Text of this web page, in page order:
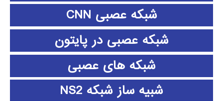
شبکه عصبی CNN
شبکه عصبی در پایتون
شبکه های عصبی
شبیه ساز شبکه NS2